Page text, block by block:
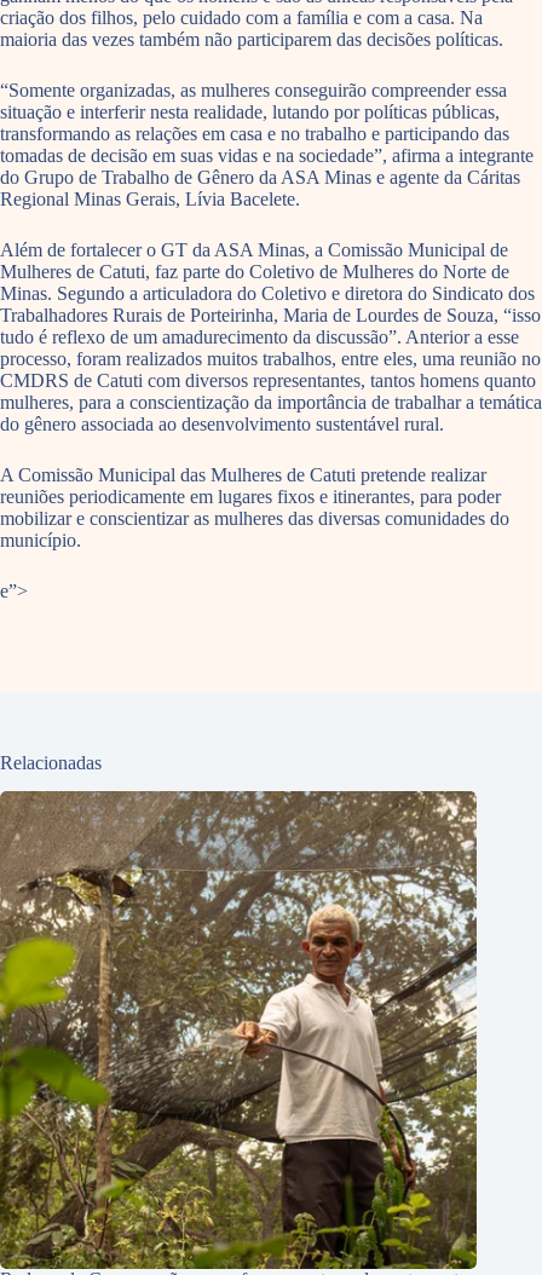
criação dos filhos, pelo cuidado com a família e com a casa. Na
maioria das vezes também não participarem das decisões políticas.
“Somente organizadas, as mulheres conseguirão compreender essa
situação e interferir nesta realidade, lutando por políticas públicas,
transformando as relações em casa e no trabalho e participando das
tomadas de decisão em suas vidas e na sociedade”, afirma a integrante
do Grupo de Trabalho de Gênero da ASA Minas e agente da Cáritas
Regional Minas Gerais, Lívia Bacelete.
Além de fortalecer o GT da ASA Minas, a Comissão Municipal de
Mulheres de Catuti, faz parte do Coletivo de Mulheres do Norte de
Minas. Segundo a articuladora do Coletivo e diretora do Sindicato dos
Trabalhadores Rurais de Porteirinha, Maria de Lourdes de Souza, “isso
tudo é reflexo de um amadurecimento da discussão”. Anterior a esse
processo, foram realizados muitos trabalhos, entre eles, uma reunião no
CMDRS de Catuti com diversos representantes, tantos homens quanto
mulheres, para a conscientização da importância de trabalhar a temática
do gênero associada ao desenvolvimento sustentável rural.
A Comissão Municipal das Mulheres de Catuti pretende realizar
reuniões periodicamente em lugares fixos e itinerantes, para poder
mobilizar e conscientizar as mulheres das diversas comunidades do
município.
e”>
Relacionadas